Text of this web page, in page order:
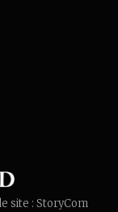
site : StoryCom